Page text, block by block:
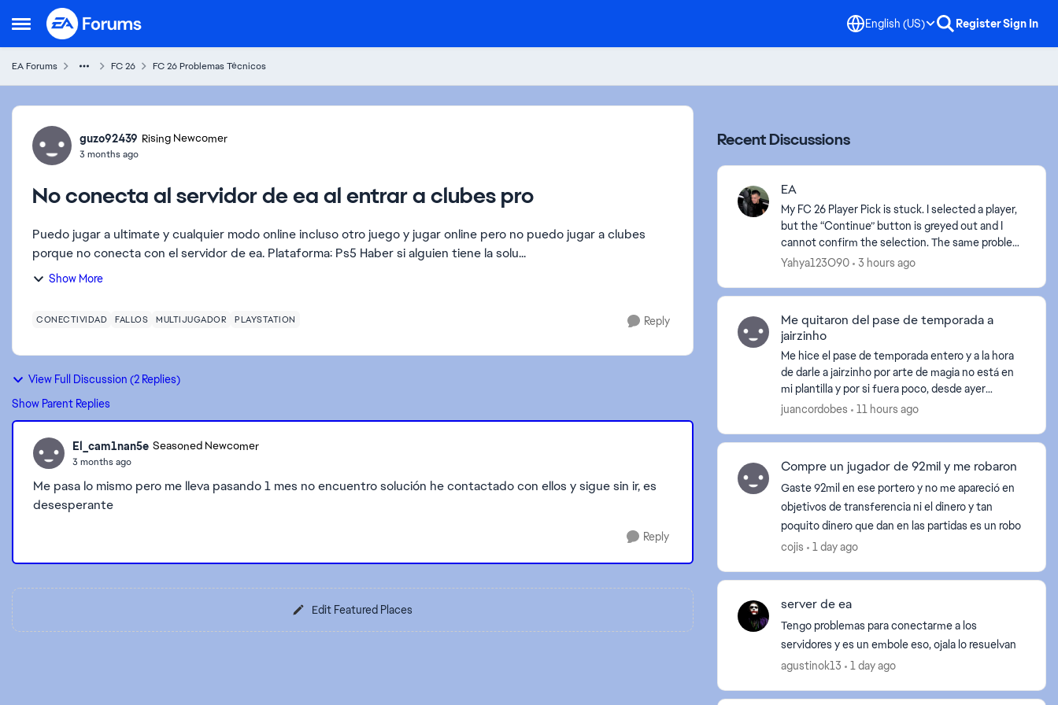
Open Side Menu
Skip to content English (US) RegisterSign In
EA Forums FC 26 FC 26 Problemas Técnicos
Forum Discussion
guzo92439 Rising Newcomer
3 months ago
No conecta al servidor de ea al entrar a clubes pro
Puedo jugar a ultimate y cualquier modo online incluso otro juego y jugar online pero no puedo jugar a clubes
porque no conecta con el servidor de ea. Plataforma: Ps5 Haber si alguien tiene la solu...
Show More
CONECTIVIDAD FALLOS MULTIJUGADOR PLAYSTATION Reply
View Full Discussion (2 Replies)
Show Parent Replies
El_cam1nan5e Seasoned Newcomer
3 months ago
Me pasa lo mismo pero me lleva pasando 1 mes no encuentro solución he contactado con ellos y sigue sin ir, es
desesperante
Reply
Edit Featured Places
Recent Discussions
EA
My FC 26 Player Pick is stuck. I selected a player,
but the “Continue” button is greyed out and I
cannot confirm the selection. The same problem
happens on PS4 and on the FC Companion App.
Yahya123O90 3 hours ago
Me quitaron del pase de temporada a
jairzinho
Me hice el pase de temporada entero y a la hora
de darle a jairzinho por arte de magia no está en
mi plantilla y por si fuera poco, desde ayer
dándome problemas el servidor, cada día se
juancordobes 11 hours ago
Compre un jugador de 92mil y me robaron
Gaste 92mil en ese portero y no me apareció en
objetivos de transferencia ni el dinero y tan
poquito dinero que dan en las partidas es un robo
cojis
1 day ago
server de ea
Tengo problemas para conectarme a los
servidores y es un embole eso, ojala lo resuelvan
agustinok13
1 day ago